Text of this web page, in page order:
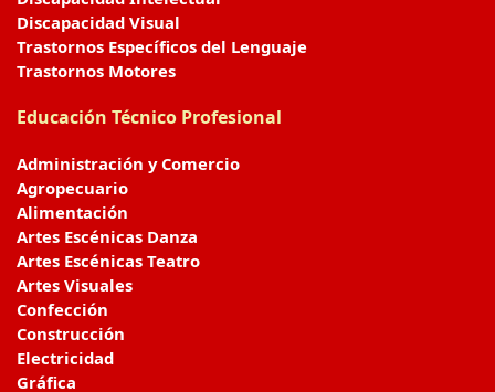
Discapacidad Visual
Trastornos Específicos del Lenguaje
Trastornos Motores
Educación Técnico Profesional
Administración y Comercio
Agropecuario
Alimentación
Artes Escénicas Danza
Artes Escénicas Teatro
Artes Visuales
Confección
Construcción
Electricidad
Gráfica